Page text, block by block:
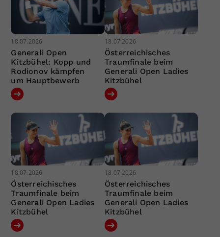
18.07.2026
Generali Open
Kitzbühel: Kopp und
Rodionov kämpfen
um Hauptbewerb
18.07.2026
Österreichisches
Traumfinale beim
Generali Open Ladies
Kitzbühel
18.07.2026
Österreichisches
Traumfinale beim
Generali Open Ladies
Kitzbühel
18.07.2026
Österreichisches
Traumfinale beim
Generali Open Ladies
Kitzbühel